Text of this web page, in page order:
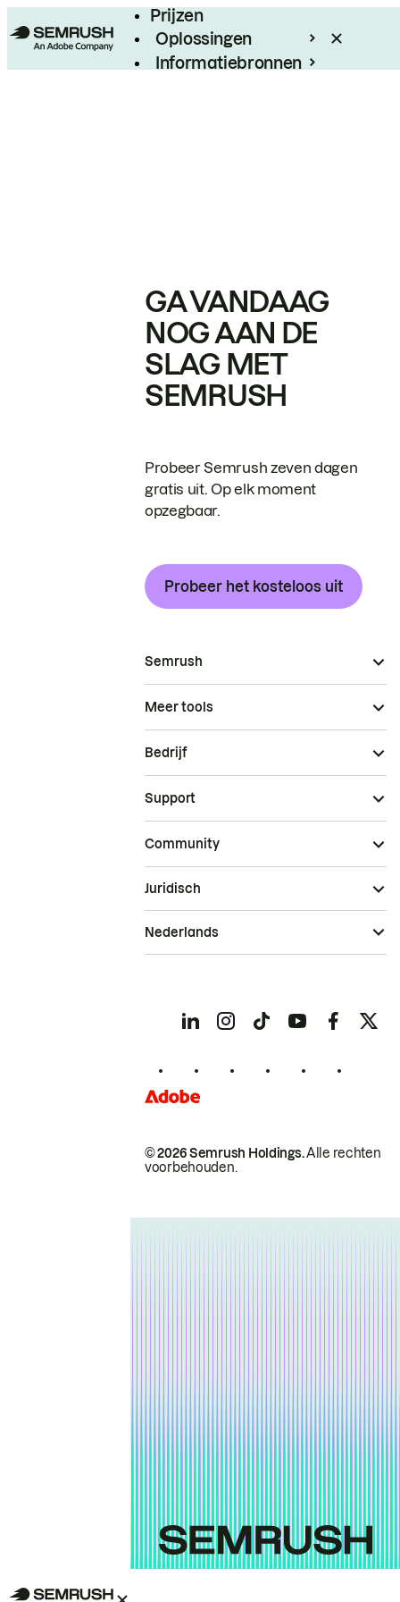
Prijzen
Oplossingen
Informatiebronnen
GA VANDAAG
NOG AAN DE
SLAG MET
SEMRUSH
Probeer Semrush zeven dagen
gratis uit. Op elk moment
opzegbaar.
Probeer het kosteloos uit
Semrush
Meer tools
Bedrijf
Support
Community
© 2026 Semrush Holdings.Alle rechten
voorbehouden.
Juridisch
Nederlands